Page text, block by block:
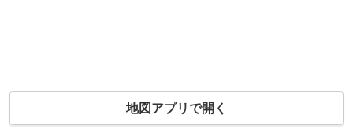
地図アプリで開く